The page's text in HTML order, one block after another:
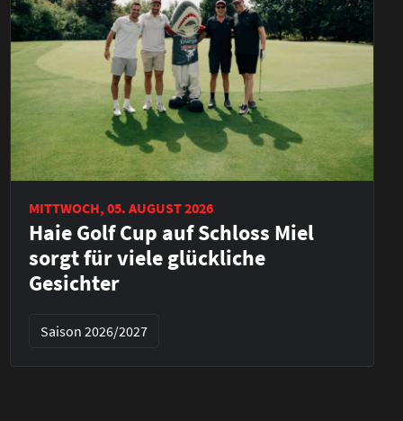
MITTWOCH, 05. AUGUST 2026
Haie Golf Cup auf Schloss Miel
sorgt für viele glückliche
Gesichter
Saison 2026/2027